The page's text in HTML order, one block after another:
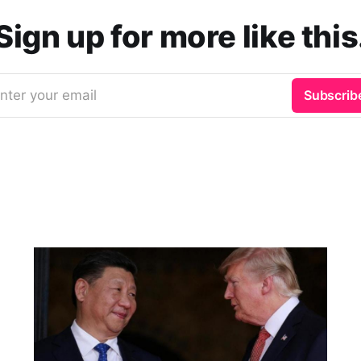
up for more like
your email